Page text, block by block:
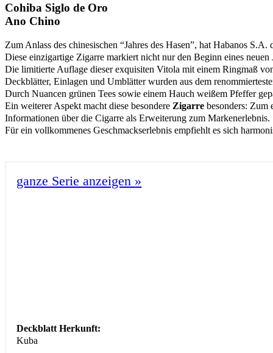
ganze Serie anzeigen »
Deckblatt Herkunft:
Kuba
Cohiba Siglo de Oro
Ano Chino
Zum Anlass des chinesischen “Jahres des Hasen”, hat Habanos S.A.
Diese einzigartige Zigarre markiert nicht nur den Beginn eines
Die limitierte Auflage dieser exquisiten Vitola mit einem Ringmaß
Deckblätter, Einlagen und Umblätter wurden aus dem
Durch Nuancen grünen Tees sowie einem Hauch weißem Pfeffer
Ein weiterer Aspekt macht diese besondere Zigarre besonders: Zum
Informationen über die Cigarre als Erweiterung zum Markenerlebnis.
Für ein vollkommenes Geschmackserlebnis empfiehlt es sich